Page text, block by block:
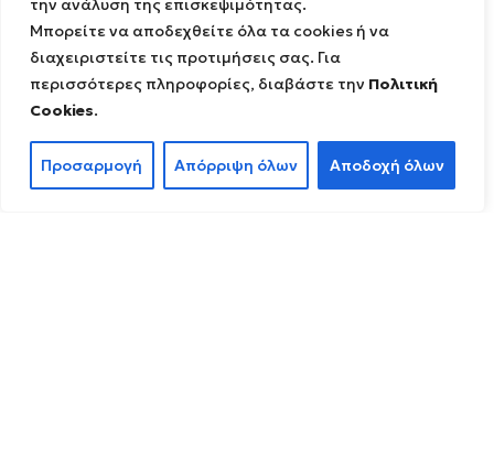
την ανάλυση της επισκεψιμότητας.
Μπορείτε να αποδεχθείτε όλα τα cookies ή να
διαχειριστείτε τις προτιμήσεις σας. Για
περισσότερες πληροφορίες, διαβάστε την Πολιτική
Cookies.
Προσαρμογή Απόρριψη όλων Αποδοχή όλων